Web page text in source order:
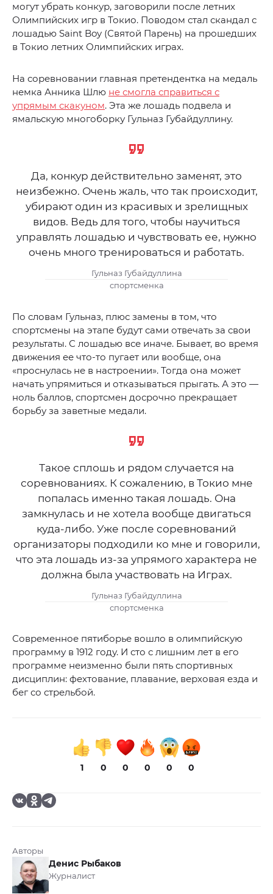
могут убрать конкур, заговорили после летних
Олимпийских игр в Токио. Поводом стал скандал с
лошадью Saint Boy (Святой Парень) на прошедших
в Токио летних Олимпийских играх.
На соревновании главная претендентка на медаль
немка Анника Шлю не смогла справиться с
упрямым скакуном. Эта же лошадь подвела и
ямальскую многоборку Гульназ Губайдуллину.
Да, конкур действительно заменят, это
неизбежно. Очень жаль, что так происходит,
убирают один из красивых и зрелищных
видов. Ведь для того, чтобы научиться
управлять лошадью и чувствовать ее, нужно
очень много тренироваться и работать.
Гульназ Губайдуллина
спортсменка
По словам Гульназ, плюс замены в том, что
спортсмены на этапе будут сами отвечать за свои
результаты. С лошадью все иначе. Бывает, во время
движения ее что-то пугает или вообще, она
«проснулась не в настроении». Тогда она может
начать упрямиться и отказываться прыгать. А это —
ноль баллов, спортсмен досрочно прекращает
борьбу за заветные медали.
Такое сплошь и рядом случается на
соревнованиях. К сожалению, в Токио мне
попалась именно такая лошадь. Она
замкнулась и не хотела вообще двигаться
куда-либо. Уже после соревнований
организаторы подходили ко мне и говорили,
что эта лошадь из-за упрямого характера не
должна была участвовать на Играх.
Гульназ Губайдуллина
спортсменка
Современное пятиборье вошло в олимпийскую
программу в 1912 году. И сто с лишним лет в его
программе неизменно были пять спортивных
дисциплин: фехтование, плавание, верховая езда и
бег со стрельбой.
1 0 0 0 0 0
Авторы
Денис Рыбаков
Журналист